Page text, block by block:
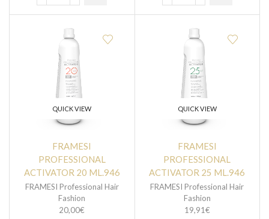
QUICK VIEW
FRAMESI
PROFESSIONAL
ACTIVATOR 20 ML.946
FRAMESI Professional Hair
Fashion
20,00€
QUICK VIEW
FRAMESI
PROFESSIONAL
ACTIVATOR 25 ML.946
FRAMESI Professional Hair
Fashion
19,91€